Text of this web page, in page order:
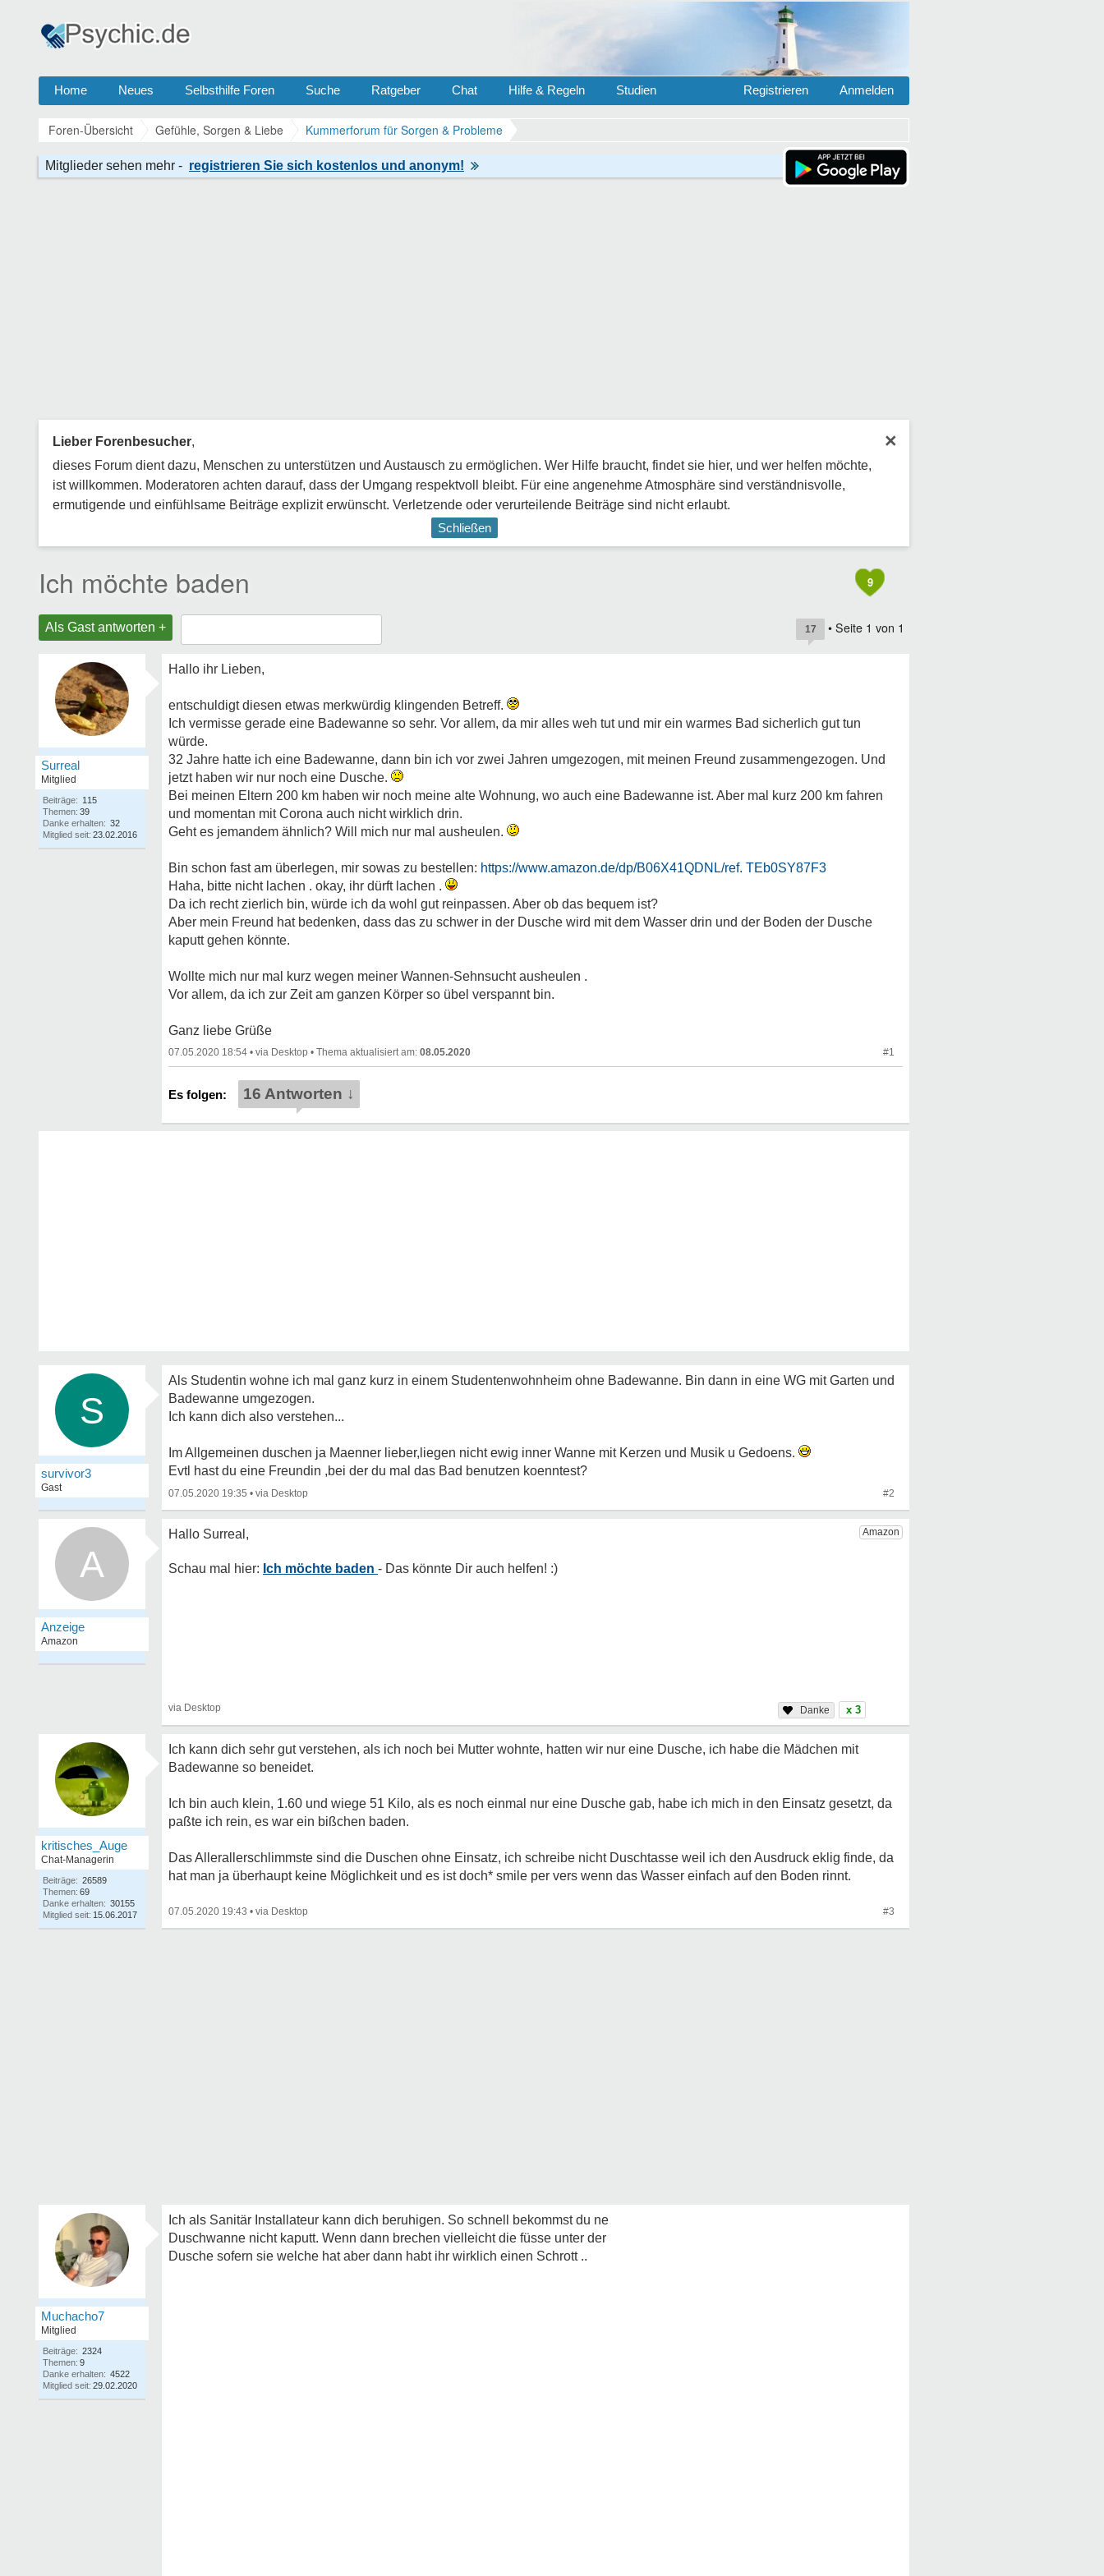
Home Neues Selbsthilfe Foren Suche Ratgeber Chat Hilfe & Regeln Studien Anmelden
Registrieren
Foren-Übersicht Gefühle, Sorgen & Liebe Kummerforum für Sorgen & Probleme
×
Lieber Forenbesucher,
dieses Forum dient dazu, Menschen zu unterstützen und Austausch zu ermöglichen. Wer Hilfe braucht, findet sie hier, und wer helfen möchte,
ist willkommen. Moderatoren achten darauf, dass der Umgang respektvoll bleibt. Für eine angenehme Atmosphäre sind verständnisvolle,
ermutigende und einfühlsame Beiträge explizit erwünscht. Verletzende oder verurteilende Beiträge sind nicht erlaubt.
Schließen
9
Ich möchte baden
Als Gast antworten + 17 • Seite 1 von 1
Surreal
Mitglied
Beiträge: 115
Themen: 39
Danke erhalten: 32
Mitglied seit: 23.02.2016
Hallo ihr Lieben,
entschuldigt diesen etwas merkwürdig klingenden Betreff.
Ich vermisse gerade eine Badewanne so sehr. Vor allem, da mir alles weh tut und mir ein warmes Bad sicherlich gut tun
würde.
32 Jahre hatte ich eine Badewanne, dann bin ich vor zwei Jahren umgezogen, mit meinen Freund zusammengezogen. Und
jetzt haben wir nur noch eine Dusche.
Bei meinen Eltern 200 km haben wir noch meine alte Wohnung, wo auch eine Badewanne ist. Aber mal kurz 200 km fahren
und momentan mit Corona auch nicht wirklich drin.
Geht es jemandem ähnlich? Will mich nur mal ausheulen.
Bin schon fast am überlegen, mir sowas zu bestellen: https://www.amazon.de/dp/B06X41QDNL/ref. TEb0SY87F3
Haha, bitte nicht lachen . okay, ihr dürft lachen .
Da ich recht zierlich bin, würde ich da wohl gut reinpassen. Aber ob das bequem ist?
Aber mein Freund hat bedenken, dass das zu schwer in der Dusche wird mit dem Wasser drin und der Boden der Dusche
kaputt gehen könnte.
Wollte mich nur mal kurz wegen meiner Wannen-Sehnsucht ausheulen .
Vor allem, da ich zur Zeit am ganzen Körper so übel verspannt bin.
Ganz liebe Grüße
07.05.2020 18:54 • • 08.05.2020 #1
16 Antworten ↓
S
survivor3
Gast
Als Studentin wohne ich mal ganz kurz in einem Studentenwohnheim ohne Badewanne. Bin dann in eine WG mit Garten und
Badewanne umgezogen.
Ich kann dich also verstehen...
Im Allgemeinen duschen ja Maenner lieber,liegen nicht ewig inner Wanne mit Kerzen und Musik u Gedoens.
Evtl hast du eine Freundin ,bei der du mal das Bad benutzen koenntest?
07.05.2020 19:35 • #2
A Ich möchte baden
x 3
kritisches_Auge
Chat-Managerin
Beiträge: 26589
Themen: 69
Danke erhalten: 30155
Mitglied seit: 15.06.2017
Ich kann dich sehr gut verstehen, als ich noch bei Mutter wohnte, hatten wir nur eine Dusche, ich habe die Mädchen mit
Badewanne so beneidet.
Ich bin auch klein, 1.60 und wiege 51 Kilo, als es noch einmal nur eine Dusche gab, habe ich mich in den Einsatz gesetzt, da
paßte ich rein, es war ein bißchen baden.
Das Allerallerschlimmste sind die Duschen ohne Einsatz, ich schreibe nicht Duschtasse weil ich den Ausdruck eklig finde, da
hat man ja überhaupt keine Möglichkeit und es ist doch* smile per vers wenn das Wasser einfach auf den Boden rinnt.
07.05.2020 19:43 • #3
Muchacho7
Mitglied
Beiträge: 2324
Themen: 9
Danke erhalten: 4522
Mitglied seit: 29.02.2020
Ich als Sanitär Installateur kann dich beruhigen. So schnell bekommst du ne
Duschwanne nicht kaputt. Wenn dann brechen vielleicht die füsse unter der
Dusche sofern sie welche hat aber dann habt ihr wirklich einen Schrott ..